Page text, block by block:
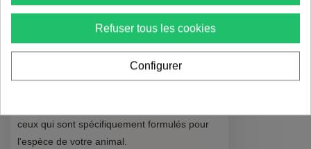
Utilisation de
Produits
Antiparasitaires
ceux qui sont spécifiquement formulés pour
l'espèce de votre animal.
Refuser tous les cookies
Configurer